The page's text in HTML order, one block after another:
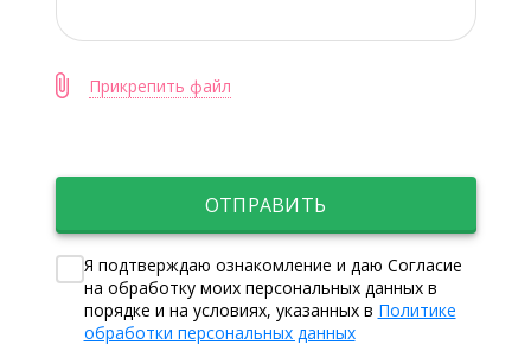
Прикрепить файл
ОТПРАВИТЬ
Я подтверждаю ознакомление и даю Согласие
на обработку моих персональных данных в
порядке и на условиях, указанных в Политике
обработки персональных данных